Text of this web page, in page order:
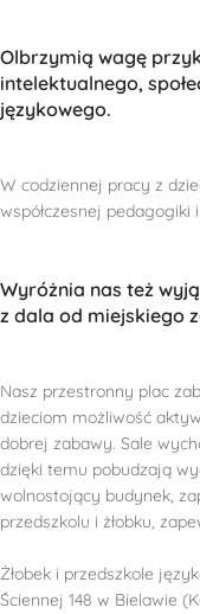
Olbrzymią wagę
intelektualnego,
językowego.
W codziennej pracy z
współczesnej pedagogiki
Wyróżnia nas też
z dala od miejskiego
Nasz przestronny plac
dzieciom możliwość
dobrej zabawy. Sale
dzięki temu pobudzają
wolnostojący budynek,
przedszkolu i żłobku,
Żłobek i przedszkole
Ściennej 148 w Bielawie